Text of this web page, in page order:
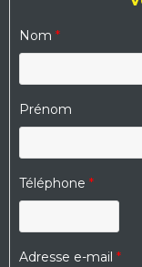
Nom *
Prénom
Téléphone *
Adresse e-mail *